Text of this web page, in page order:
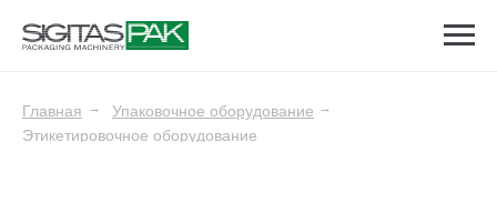
Этикетировочное оборудование
→
Упаковочное оборудование
→
Главная